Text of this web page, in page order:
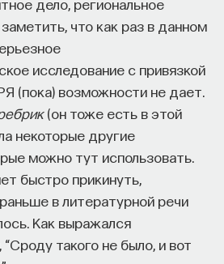
дело, региональное
что как раз в данном
исследование с привязкой
(пока) возможности не дает.
(он тоже есть в этой
некоторые другие
можно тут использовать.
быстро прикинуть,
в литературной речи
Как выражался
такого не было, и вот
одной причине. Как писал один
«Повести временных лет»
когда мы ее читаем,
где все непонятно. И это
С другой стороны, многие
в том числе
Лихачев, говорили, что нет,
у человека всегда было
не менялось. Хотя на самом
не так. И осознание того,
«Повести временных лет»
определенный временной